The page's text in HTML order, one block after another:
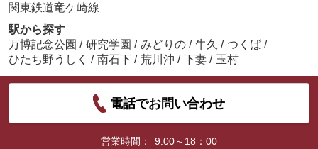
関東鉄道竜ケ崎線
駅から探す
万博記念公園 / 研究学園 / みどりの / 牛久 / つくば /
ひたち野うしく / 南石下 / 荒川沖 / 下妻 / 玉村
電話でお問い合わせ
営業時間：
9:00～18：00